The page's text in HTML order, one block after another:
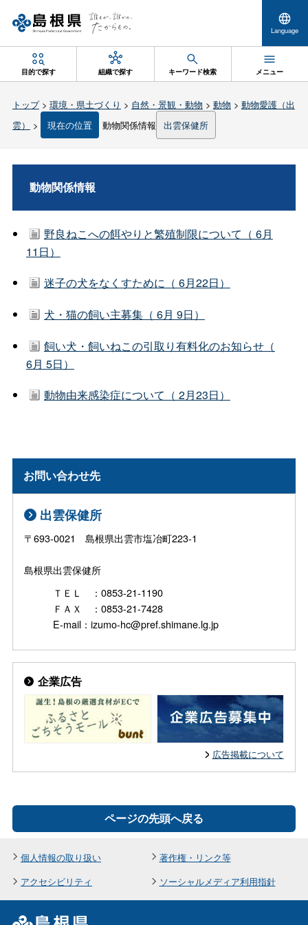
Language
目的で探す 組織で探す キーワード検索 メニュー
トップ> 環境・県土づくり > 自然・景観・動物 > 動物 > 動物愛護（出
雲）
> 現在の位置 動物関係情報 出雲保健所
動物関係情報
野良ねこへの餌やりと繁殖制限について（ 6月
11日）
迷子の犬をなくすために（ 6月22日）
犬・猫の飼い主募集（ 6月 9日）
飼い犬・飼いねこの引取り有料化のお知らせ（
6月 5日）
動物由来感染症について（ 2月23日）
お問い合わせ先
出雲保健所
〒693-0021 島根県出雲市塩冶町223-1
島根県出雲保健所
ＴＥＬ ：0853-21-1190
ＦＡＸ ：0853-21-7428
E-mail：izumo-hc@pref.shimane.lg.jp
企業広告
広告掲載について
ページの先頭へ戻る
個人情報の取り扱い
著作権・リンク等
アクセシビリティ
ソーシャルメディア利用指針